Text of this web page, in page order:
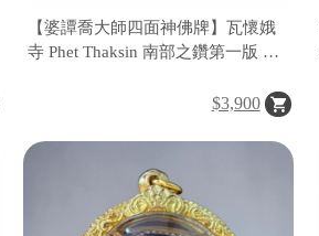
【婆譚喬大師四面神佛牌】瓦懷娥
寺 Phet Thaksin 南部之鑽第一版 招
$3,900